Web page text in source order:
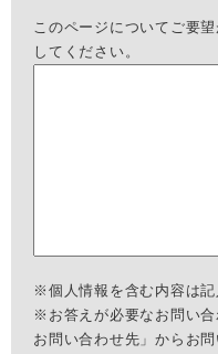
このページについてご要
してください。
※個人情報を含む内容は記
※お答えが必要なお問い
お問い合わせ先」からお問